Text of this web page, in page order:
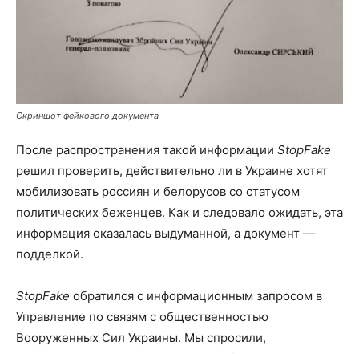
Скриншот фейкового документа
После распространения такой информации StopFake
решил проверить, действительно ли в Украине хотят
мобилизовать россиян и белорусов со статусом
политических беженцев. Как и следовало ожидать, эта
информация оказалась выдуманной, а документ —
подделкой.
StopFake обратился с информационным запросом в
Управление по связям с общественностью
Вооруженных Сил Украины. Мы спросили,